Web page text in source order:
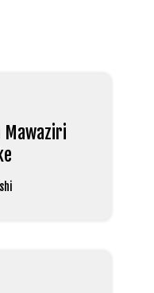
Mawaziri